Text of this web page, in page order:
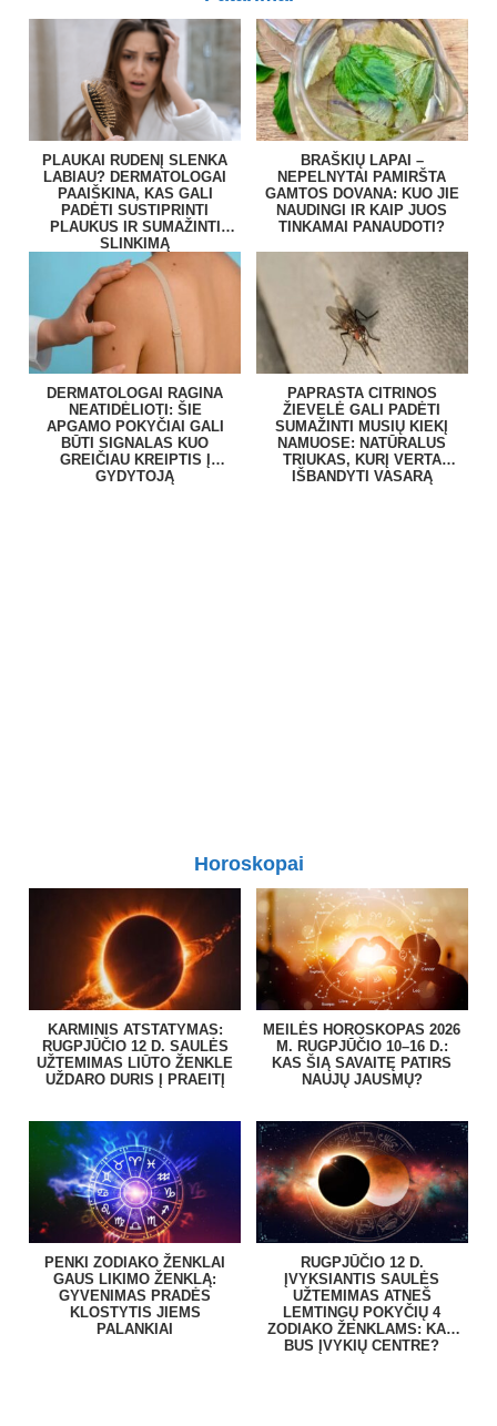
PLAUKAI RUDENĮ SLENKA
LABIAU? DERMATOLOGAI
PAAIŠKINA, KAS GALI
PADĖTI SUSTIPRINTI
PLAUKUS IR SUMAŽINTI
SLINKIMĄ
BRAŠKIŲ LAPAI –
NEPELNYTAI PAMIRŠTA
GAMTOS DOVANA: KUO JIE
NAUDINGI IR KAIP JUOS
TINKAMAI PANAUDOTI?
DERMATOLOGAI RAGINA
NEATIDĖLIOTI: ŠIE
APGAMO POKYČIAI GALI
BŪTI SIGNALAS KUO
GREIČIAU KREIPTIS Į
GYDYTOJĄ
PAPRASTA CITRINOS
ŽIEVELĖ GALI PADĖTI
SUMAŽINTI MUSIŲ KIEKĮ
NAMUOSE: NATŪRALUS
TRIUKAS, KURĮ VERTA
IŠBANDYTI VASARĄ
Horoskopai
KARMINIS ATSTATYMAS:
RUGPJŪČIO 12 D. SAULĖS
UŽTEMIMAS LIŪTO ŽENKLE
UŽDARO DURIS Į PRAEITĮ
MEILĖS HOROSKOPAS 2026
M. RUGPJŪČIO 10–16 D.:
KAS ŠIĄ SAVAITĘ PATIRS
NAUJŲ JAUSMŲ?
PENKI ZODIAKO ŽENKLAI
GAUS LIKIMO ŽENKLĄ:
GYVENIMAS PRADĖS
KLOSTYTIS JIEMS
PALANKIAI
RUGPJŪČIO 12 D.
ĮVYKSIANTIS SAULĖS
UŽTEMIMAS ATNEŠ
LEMTINGŲ POKYČIŲ 4
ZODIAKO ŽENKLAMS: KAS
BUS ĮVYKIŲ CENTRE?